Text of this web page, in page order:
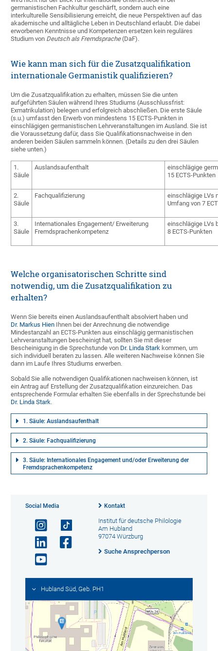
germanistischen Fachkultur geschärft, sondern auch eine
interkulturelle Sensibilisierung erreicht, die neue Perspektiven auf das
akademische und alltägliche Leben in Deutschland erlaubt. Die dabei
erworbenen Kenntnisse und Kompetenzen ersetzen kein reguläres
Studium von Deutsch als Fremdsprache(DaF).
Wie kann man sich für die Zusatzqualifikation
internationale Germanistik qualifizieren?
Um die Zusatzqualifikation zu erhalten, müssen Sie die unten
aufgeführten Säulen während Ihres Studiums (Ausschlussfrist:
Exmatrikulation) belegen und erfolgreich abschließen. Die erste Säule
(s.u.) umfasst den Erwerb von mindestens 15 ECTS-Punkten in
einschlägigen germanistischen Lehrveranstaltungen im Ausland. Sie ist
die Voraussetzung dafür, dass Sie Qualifikationsnachweise in den
anderen beiden Säulen sammeln können. (Details zu den drei Säulen
siehe unten.)
1.
Säule
Auslandsaufenthalt
einschlägige
15 ECTS-Punkten
2.
Säule
Fachqualifizierung
einschlägige LVs
Umfang von 7
3.
Säule
Internationales Engagement/ Erweiterung
Fremdsprachenkompetenz
einschlägige LVs
8 ECTS-Punkten
Welche organisatorischen Schritte sind
notwendig, um die Zusatzqualifikation zu
erhalten?
Wenn Sie bereits einen Auslandsaufenthalt absolviert haben und
Dr. Markus Hien Ihnen bei der Anrechnung die notwendige
Mindestanzahl an ECTS-Punkten aus einschlägig germanistischen
Lehrveranstaltungen bescheinigt hat, sollten Sie mit dieser
Bescheinigung in die Sprechstunde von Dr. Linda Stark kommen, um
sich individuell beraten zu lassen. Alle weiteren Nachweise können Sie
dann im Laufe Ihres Studiums erwerben.
Sobald Sie alle notwendigen Qualifikationen nachweisen können, ist
ein Antrag auf Erstellung der Zusatzqualifikation einzureichen. Das
entsprechende Formular erhalten Sie ebenfalls in der Sprechstunde bei
Dr. Linda Stark.
1. Säule: Auslandsaufenthalt
2. Säule: Fachqualifizierung
3. Säule: Internationales Engagement und/oder Erweiterung der
Fremdsprachenkompetenz
Social Media Kontakt
Institut für deutsche Philologie
Am Hubland
97074 Würzburg
Suche Ansprechperson
Hubland Süd, Geb. PH1